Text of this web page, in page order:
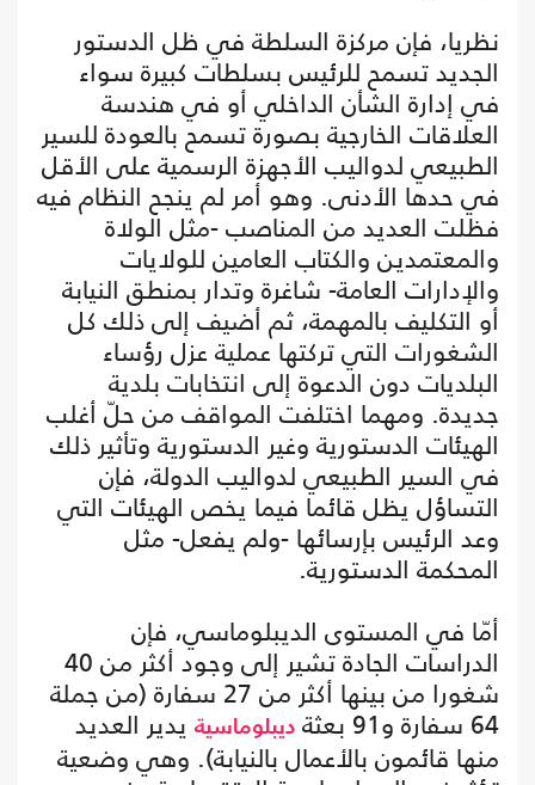
نظريا، فإن مركزة السلطة في ظل الدستور
الجديد تسمح للرئيس بسلطات كبيرة سواء
في إدارة الشأن الداخلي أو في هندسة
العلاقات الخارجية بصورة تسمح بالعودة للسير
الطبيعي لدواليب الأجهزة الرسمية على الأقل
في حدها الأدنى. وهو أمر لم ينجح النظام فيه
فظلت العديد من المناصب -مثل الولاة
والمعتمدين والكتاب العامين للولايات
والإدارات العامة- شاغرة وتدار بمنطق النيابة
أو التكليف بالمهمة، ثم أضيف إلى ذلك كل
الشغورات التي تركتها عملية عزل رؤساء
البلديات دون الدعوة إلى انتخابات بلدية
جديدة. ومهما اختلفت المواقف من حلّ أغلب
الهيئات الدستورية وغير الدستورية وتأثير ذلك
في السير الطبيعي لدواليب الدولة، فإن
التساؤل يظل قائما فيما يخص الهيئات التي
وعد الرئيس بإرسائها -ولم يفعل- مثل
المحكمة الدستورية.
أمّا في المستوى الديبلوماسي، فإن
الدراسات الجادة تشير إلى وجود أكثر من 40
شغورا من بينها أكثر من 27 سفارة (من جملة
64 سفارة و91 بعثة ديبلوماسية يدير العديد
منها قائمون بالأعمال بالنيابة). وهي وضعية